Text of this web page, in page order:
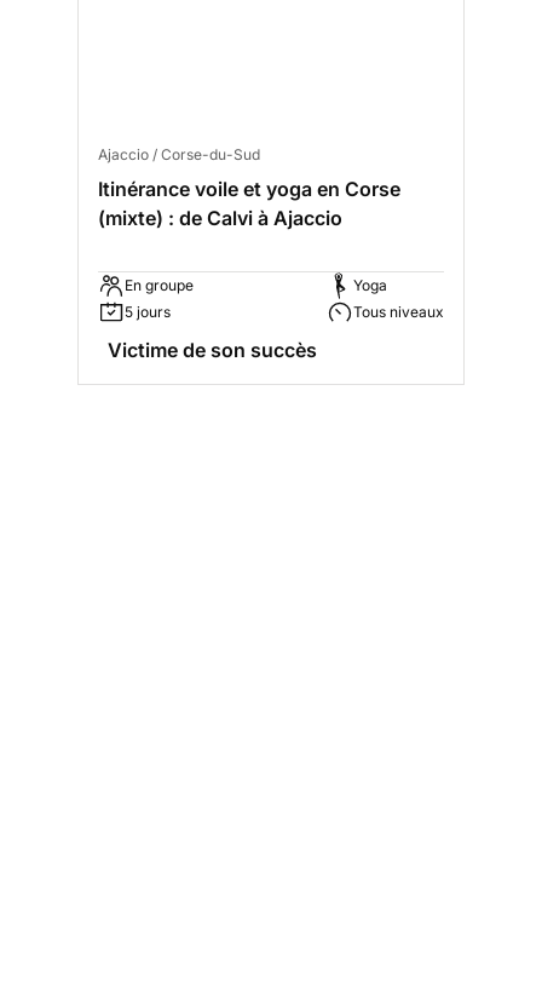
Ajaccio / Corse-du-Sud
Itinérance voile et yoga en Corse
(mixte) : de Calvi à Ajaccio
En groupe
5 jours
Yoga
Tous niveaux
Victime de son succès